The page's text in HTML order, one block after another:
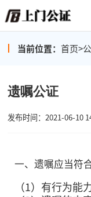
当前位置： 首页>
遗嘱公证
发布时间：2021-06-10
一、遗嘱应当符
（1）有行为能力